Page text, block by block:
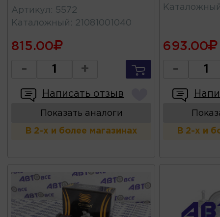
Артикул : 5572
Каталожный : 21081001040
815.00
- +
Написать отзыв
Показать аналоги
В 2-х и более магазинах
693.00
-
В 2-х и